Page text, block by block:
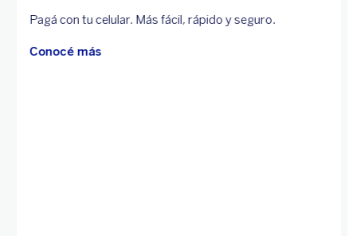
Pagá con tu celular. Más fácil, rápido y seguro.
Conocé más